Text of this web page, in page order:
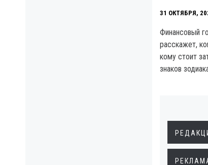
31 ОКТЯБРЯ,
Финансовый
расскажет,
кому стоит
знаков